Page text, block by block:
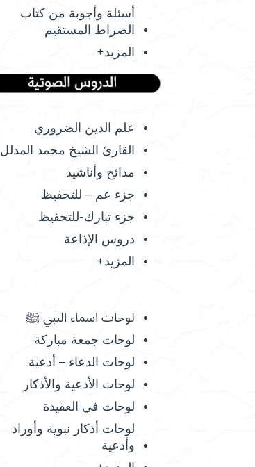
أسئلة وأجوبة من كتاب
الصراط المستقيم
المزيد+
علم الدين الضروري
القارئ الشيخ محمد المدلل
مدائح وأناشيد
جزء عم – للتحفيظ
جزء تبارك-للتحفيظ
دروس الإذاعة
المزيد+
لوحات اسماء النبي ﷺ
لوحات جمعة مباركة
لوحات الدعاء – أدعية
لوحات الأدعية والأذكار
لوحات في العقيدة
لوحات أذكار نبوية وأوراد
وأدعية